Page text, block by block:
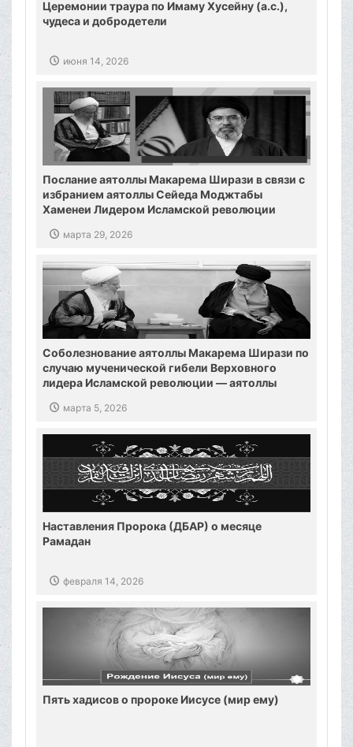
Церемонии траура по Имаму Хусейну (а.с.),
чудеса и добродетели
июня 14, 2026
Послание аятоллы Макарема Ширази в связи с
избранием аятоллы Сейеда Моджтабы
Хаменеи Лидером Исламской революции
марта 29, 2026
Соболезнование аятоллы Макарема Ширази по
случаю мученической гибели Верховного
лидера Исламской революции — аятоллы
марта 5, 2026
Наставления Пророка (ДБАР) о месяце
Рамадан
февраля 14, 2026
Пять хадисов о пророке Иисусе (мир ему)